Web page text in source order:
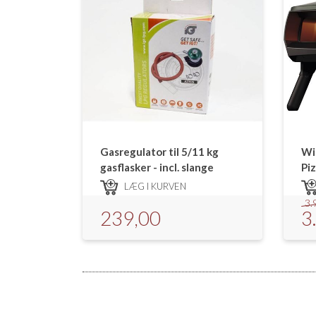
Gasregulator til 5/11 kg
gasflasker - incl. slange
LÆG I KURVEN
239,00
1